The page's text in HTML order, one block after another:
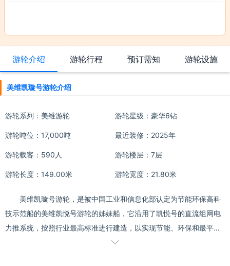
游轮介绍 游轮行程 预订需知 游轮设施
美维凯璇号游轮介绍
游轮系列： 美维游轮 游轮星级：豪华6钻
游轮吨位：17,000吨 最近装修：2025年
游轮载客：590人 游轮楼层：7层
游轮长度：149.00米 游轮宽度：21.80米
美维凯璇号游轮，是被中国工业和信息化部认定为节能环保高科
技示范船的美维凯悦号游轮的姊妹船，它沿用了凯悦号的直流组网电
力推系统，按照行业最高标准进行建造，以实现节能、环保和最平稳
的驾驶体验。 除了保留和扩展美维凯悦的原有功能设计外，美维凯旋
